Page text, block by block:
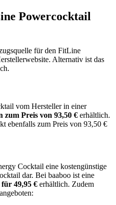
Powercocktail
für den FitLine
Alternativ ist das
vom Hersteller in einer
zum Preis von 93,50 € erhältlich.
ebenfalls zum Preis von 93,50 €
Cocktail eine kostengünstige
dar. Bei baaboo ist eine
für 49,95 € erhältlich. Zudem